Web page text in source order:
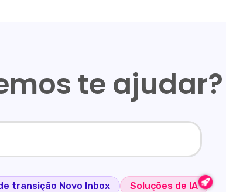
te ajudar?
transição Novo Inbox Soluções de IA